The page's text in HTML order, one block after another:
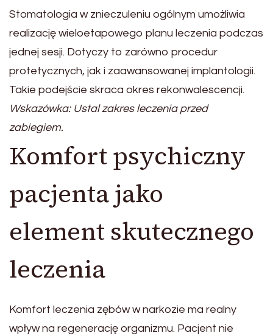
Stomatologia w znieczuleniu ogólnym umożliwia
realizację wieloetapowego planu leczenia podczas
jednej sesji. Dotyczy to zarówno procedur
protetycznych, jak i zaawansowanej implantologii.
Takie podejście skraca okres rekonwalescencji.
Wskazówka: Ustal zakres leczenia przed
zabiegiem.
Komfort psychiczny
pacjenta jako
element skutecznego
leczenia
Komfort leczenia zębów w narkozie ma realny
wpływ na regenerację organizmu. Pacjent nie